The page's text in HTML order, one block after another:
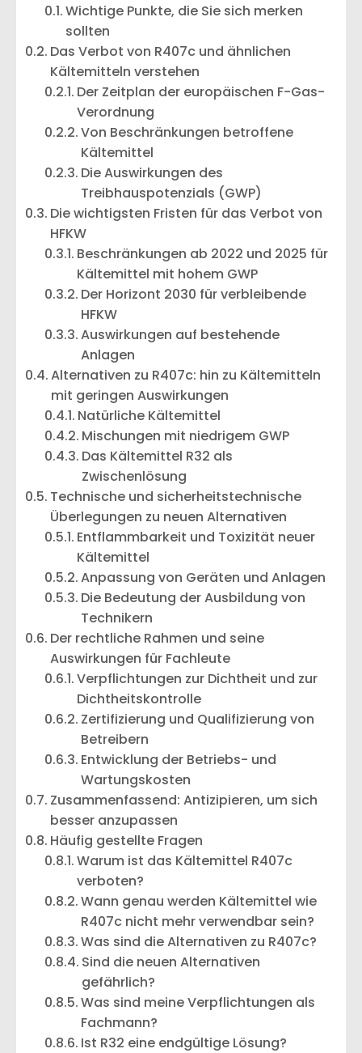
Wichtige Punkte, die Sie sich merken
sollten
Das Verbot von R407c und ähnlichen
Kältemitteln verstehen
Der Zeitplan der europäischen F-Gas-
Verordnung
Von Beschränkungen betroffene
Kältemittel
Die Auswirkungen des
Treibhauspotenzials (GWP)
Die wichtigsten Fristen für das Verbot von
HFKW
Beschränkungen ab 2022 und 2025 für
Kältemittel mit hohem GWP
Der Horizont 2030 für verbleibende
HFKW
Auswirkungen auf bestehende
Anlagen
Alternativen zu R407c: hin zu Kältemitteln
mit geringen Auswirkungen
Natürliche Kältemittel
Mischungen mit niedrigem GWP
Das Kältemittel R32 als
Zwischenlösung
Technische und sicherheitstechnische
Überlegungen zu neuen Alternativen
Entflammbarkeit und Toxizität neuer
Kältemittel
Anpassung von Geräten und Anlagen
Die Bedeutung der Ausbildung von
Technikern
Der rechtliche Rahmen und seine
Auswirkungen für Fachleute
Verpflichtungen zur Dichtheit und zur
Dichtheitskontrolle
Zertifizierung und Qualifizierung von
Betreibern
Entwicklung der Betriebs- und
Wartungskosten
Zusammenfassend: Antizipieren, um sich
besser anzupassen
Häufig gestellte Fragen
Warum ist das Kältemittel R407c
verboten?
Wann genau werden Kältemittel wie
R407c nicht mehr verwendbar sein?
Was sind die Alternativen zu R407c?
Sind die neuen Alternativen
gefährlich?
Was sind meine Verpflichtungen als
Fachmann?
Ist R32 eine endgültige Lösung?